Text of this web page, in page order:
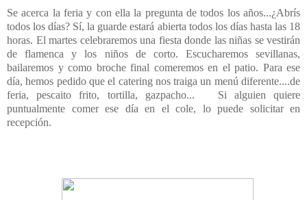
Se acerca la feria y con ella la pregunta de todos los años...¿Abrís
todos los días? Sí, la guarde estará abierta todos los días hasta las 18
horas. El martes celebraremos una fiesta donde las niñas se vestirán
de flamenca y los niños de corto. Escucharemos sevillanas,
bailaremos y como broche final comeremos en el patio. Para ese
día, hemos pedido que el catering nos traiga un menú diferente....de
feria, pescaito frito, tortilla, gazpacho... Si alguien quiere
puntualmente comer ese día en el cole, lo puede solicitar en
recepción.